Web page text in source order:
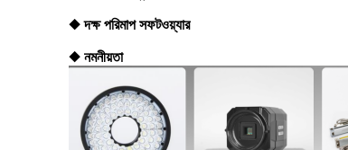
◆ দক্ষ পরিমাপ সফটওয়্যার
◆ নমনীয়তা